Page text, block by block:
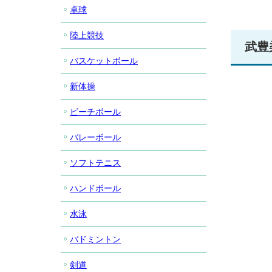
武豊
卓球
陸上競技
バスケットボール
新体操
ビーチボール
バレーボール
ソフトテニス
ハンドボール
水泳
バドミントン
剣道